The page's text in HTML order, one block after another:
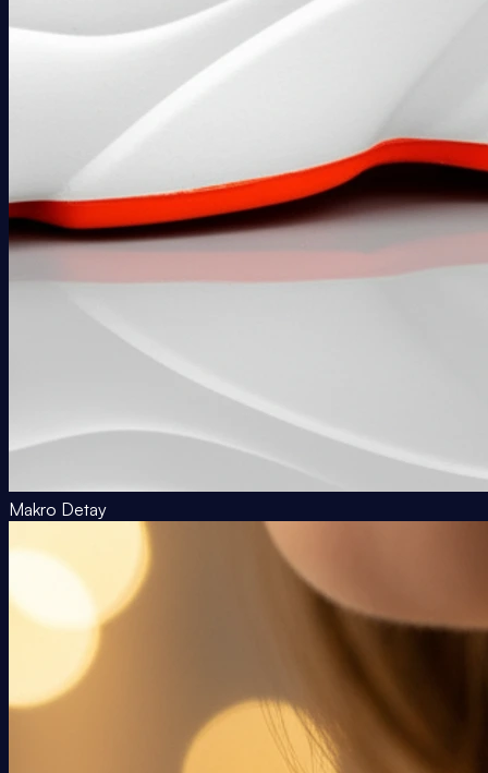
Makro Detay